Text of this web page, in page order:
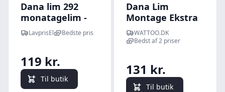
Dana lim 292
monatagelim -
sortLavprisEl Bedste pris
119 kr.
Til butik
Dana Lim
Montage Ekstra
292, gr - 290 ml
patron
WATTOO.DK
Bedst af 2 priser
131 kr.
Til butik